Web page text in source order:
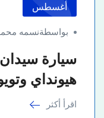
أغسطس
بواسطةنسمه
سيارة
هيونداي
اقرأ أكثر